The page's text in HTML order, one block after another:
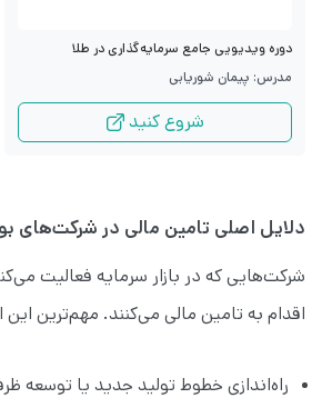
دوره ویدیویی جامع سرمایه‌گذاری در طلا
مدرس: پیمان شوریابی
شروع کنید
دلایل اصلی تامین مالی در شرکت‌های
شرکت‌هایی که در بازار سرمایه فعالیت
اقدام به تامین مالی می‌کنند. مهم‌ترین این
راه‌اندازی خطوط تولید جدید یا توسعه